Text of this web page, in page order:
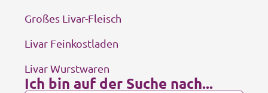
Großes Livar-Fleisch
Livar Feinkostladen
Livar Wurstwaren
Ich bin auf der Suche nach...